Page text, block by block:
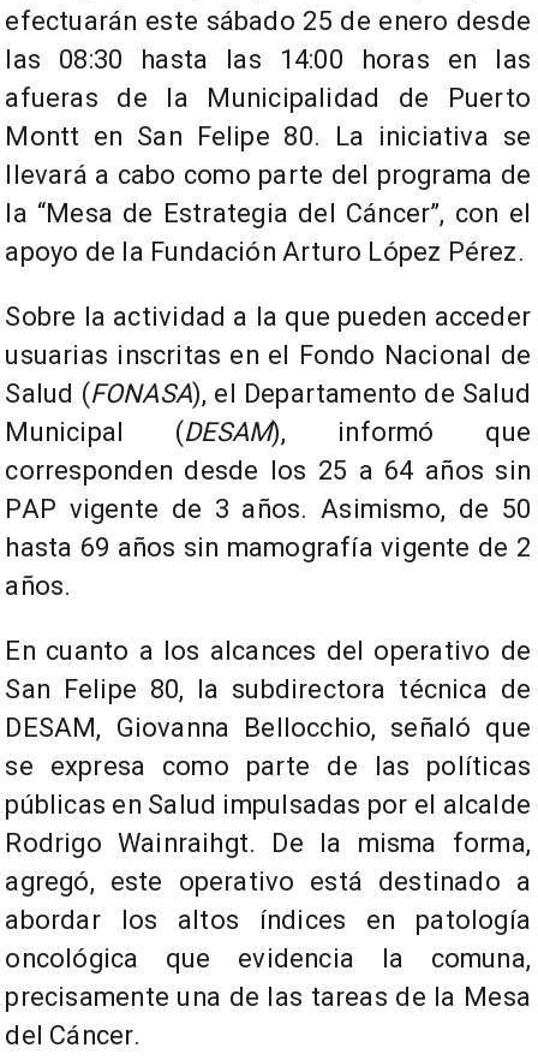
efectuarán este sábado 25 de enero desde
las 08:30 hasta las 14:00 horas en las
afueras de la Municipalidad de Puerto
Montt en San Felipe 80. La iniciativa se
llevará a cabo como parte del programa de
la “Mesa de Estrategia del Cáncer”, con el
apoyo de la Fundación Arturo López Pérez.
Sobre la actividad a la que pueden acceder
usuarias inscritas en el Fondo Nacional de
Salud (FONASA), el Departamento de Salud
Municipal (DESAM), informó que
corresponden desde los 25 a 64 años sin
PAP vigente de 3 años. Asimismo, de 50
hasta 69 años sin mamografía vigente de 2
años.
En cuanto a los alcances del operativo de
San Felipe 80, la subdirectora técnica de
DESAM, Giovanna Bellocchio, señaló que
se expresa como parte de las políticas
públicas en Salud impulsadas por el alcalde
Rodrigo Wainraihgt. De la misma forma,
agregó, este operativo está destinado a
abordar los altos índices en patología
oncológica que evidencia la comuna,
precisamente una de las tareas de la Mesa
del Cáncer.